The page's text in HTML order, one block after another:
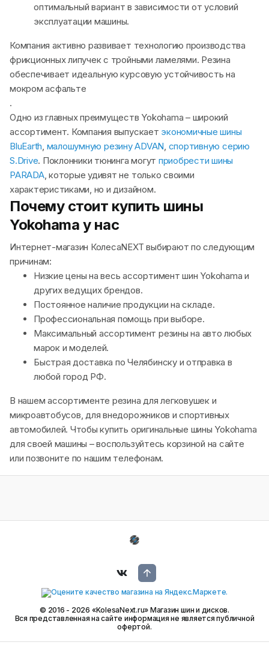
оптимальный вариант в зависимости от условий
эксплуатации машины.
Компания активно развивает технологию производства
фрикционных липучек с тройными ламелями. Резина
обеспечивает идеальную курсовую устойчивость на
мокром асфальте
.
Одно из главных преимуществ Yokohama – широкий
ассортимент. Компания выпускает экономичные шины
BluEarth малошумную резину ADVAN спортивную серию
S.Drive. Поклонники тюнинга могут приобрести шины
PARADA, которые удивят не только своими
характеристиками, но и дизайном.
Почему стоит купить шины
Yokohama у нас
Интернет-магазин КолесаNEXT выбирают по следующим
причинам:
Низкие цены на весь ассортимент шин Yokohama и
других ведущих брендов.
Постоянное наличие продукции на складе.
Профессиональная помощь при выборе.
Максимальный ассортимент резины на авто любых
марок и моделей.
Быстрая доставка по Челябинску и отправка в
любой город РФ.
В нашем ассортименте резина для легковушек и
микроавтобусов, для внедорожников и спортивных
автомобилей. Чтобы купить оригинальные шины Yokohama
для своей машины – воспользуйтесь корзиной на сайте
или позвоните по нашим телефонам.
© 2016 - 2026 «KolesaNext.ru» Магазин шин и дисков.
Вся представленная на сайте информация не является публичной
офертой.